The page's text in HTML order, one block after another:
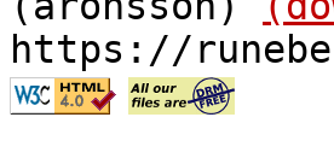
https://